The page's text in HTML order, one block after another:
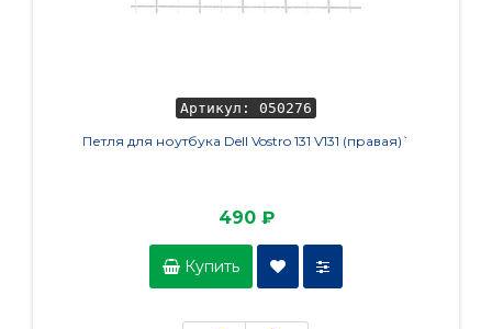
Артикул: 050276
Петля для ноутбука Dell Vostro 131 V131 (правая)`
490 ₽
Купить